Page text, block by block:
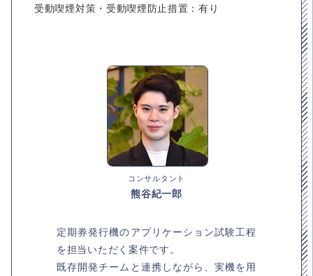
受動喫煙対策・受動喫煙防止措置：有り
コンサルタント
熊谷紀一郎
定期券発行機のアプリケーション試験工程
を担当いただく案件です。
既存開発チームと連携しながら、実機を用